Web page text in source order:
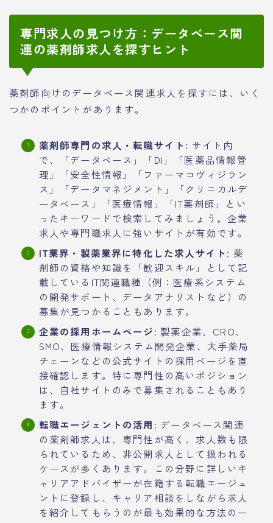
専門求人の見つけ方：データベース関
連の薬剤師求人を探すヒント
薬剤師向けのデータベース関連求人を探すには、いく
つかのポイントがあります。
薬剤師専門の求人・転職サイト : サイト内
で、「データベース」「DI」「医薬品情報管
理」「安全性情報」「ファーマコヴィジラン
ス」「データマネジメント」「クリニカルデ
ータベース」「医療情報」「IT薬剤師」とい
ったキーワードで検索してみましょう。企業
求人や専門職求人に強いサイトが有効です。
IT業界・製薬業界に特化した求人サイト : 薬
剤師の資格や知識を「歓迎スキル」として記
載しているIT関連職種（例：医療系システム
の開発サポート、データアナリストなど）の
募集が見つかることもあります。
企業の採用ホームページ : 製薬企業、CRO、
SMO、医療情報システム開発企業、大手薬局
チェーンなどの公式サイトの採用ページを直
接確認します。特に専門性の高いポジション
は、自社サイトのみで募集されることもあり
ます。
転職エージェントの活用 : データベース関連
の薬剤師求人は、専門性が高く、求人数も限
られているため、非公開求人として扱われる
ケースが多くあります。この分野に詳しいキ
ャリアアドバイザーが在籍する転職エージェ
ントに登録し、キャリア相談をしながら求人
を紹介してもらうのが最も効果的な方法の一